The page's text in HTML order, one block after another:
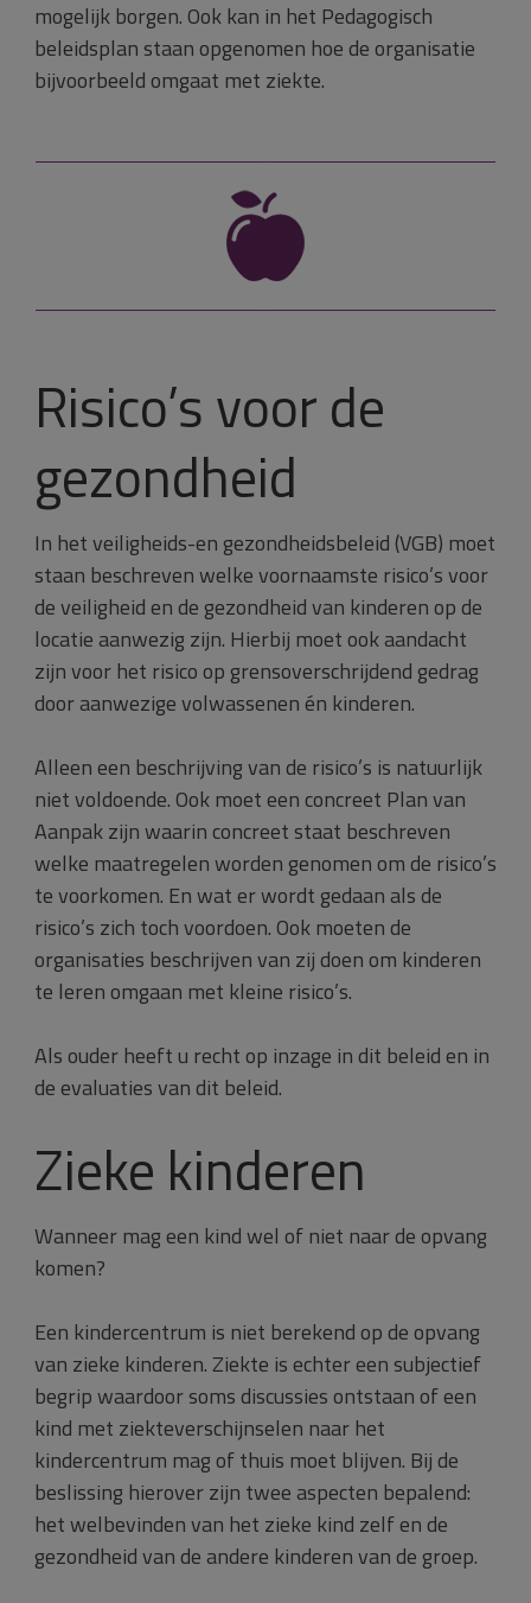
mogelijk borgen. Ook kan in het Pedagogisch
beleidsplan staan opgenomen hoe de organisatie
bijvoorbeeld omgaat met ziekte.
Risico’s voor de
gezondheid
In het veiligheids-en gezondheidsbeleid (VGB) moet
staan beschreven welke voornaamste risico’s voor
de veiligheid en de gezondheid van kinderen op de
locatie aanwezig zijn. Hierbij moet ook aandacht
zijn voor het risico op grensoverschrijdend gedrag
door aanwezige volwassenen én kinderen.
Alleen een beschrijving van de risico’s is natuurlijk
niet voldoende. Ook moet een concreet Plan van
Aanpak zijn waarin concreet staat beschreven
welke maatregelen worden genomen om de risico’s
te voorkomen. En wat er wordt gedaan als de
risico’s zich toch voordoen. Ook moeten de
organisaties beschrijven van zij doen om kinderen
te leren omgaan met kleine risico’s.
Als ouder heeft u recht op inzage in dit beleid en in
de evaluaties van dit beleid.
Zieke kinderen
Wanneer mag een kind wel of niet naar de opvang
komen?
Een kindercentrum is niet berekend op de opvang
van zieke kinderen. Ziekte is echter een subjectief
begrip waardoor soms discussies ontstaan of een
kind met ziekteverschijnselen naar het
kindercentrum mag of thuis moet blijven. Bij de
beslissing hierover zijn twee aspecten bepalend:
het welbevinden van het zieke kind zelf en de
gezondheid van de andere kinderen van de groep.